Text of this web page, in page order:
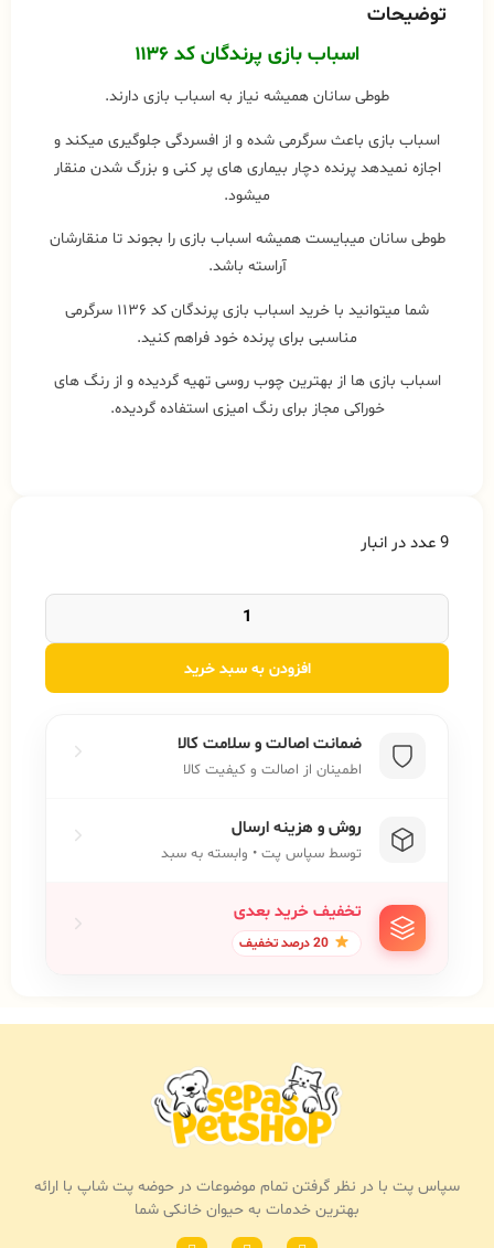
توضیحات
اسباب بازی پرندگان کد ۱۱۳۶
طوطی سانان همیشه نیاز به اسباب بازی دارند.
اسباب بازی باعث سرگرمی شده و از افسردگی جلوگیری میکند و
اجازه نمیدهد پرنده دچار بیماری های پر کنی و بزرگ شدن منقار
میشود.
طوطی سانان میبایست همیشه اسباب بازی را بجوند تا منقارشان
آراسته باشد.
شما میتوانید با خرید اسباب بازی پرندگان کد ۱۱۳۶ سرگرمی
مناسبی برای پرنده خود فراهم کنید.
اسباب بازی ها از بهترین چوب روسی تهیه گردیده و از رنگ های
خوراکی مجاز برای رنگ امیزی استفاده گردیده.
9 عدد در انبار
افزودن به سبد خرید
ضمانت اصالت و سلامت کالا
اطمینان از اصالت و کیفیت کالا
روش و هزینه ارسال
توسط سپاس پت • وابسته به سبد
تخفیف خرید بعدی
20 درصد تخفیف
سپاس پت با در نظر گرفتن تمام موضوعات در حوضه پت شاپ با ارائه
بهترین خدمات به حیوان خانکی شما